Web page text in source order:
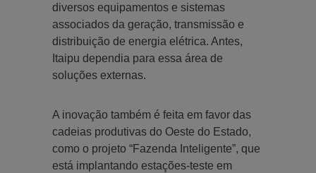
diversos equipamentos e sistemas
associados da geração, transmissão e
distribuição de energia elétrica. Antes,
Itaipu dependia para essa área de
soluções externas.
A inovação também é feita em favor das
cadeias produtivas do Oeste do Estado,
como o projeto “Fazenda Inteligente”, que
está implantando estações-teste em